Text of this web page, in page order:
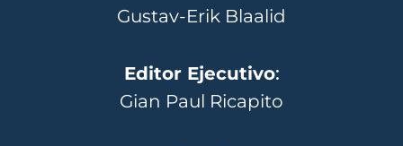
Gustav-Erik Blaalid
Editor Ejecutivo:
Gian Paul Ricapito